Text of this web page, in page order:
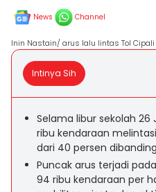
News Channel
Inin Nastain/ arus lalu lintas Tol
Intinya Sih
Selama libur sekolah 26
ribu kendaraan
dari 40 persen
Puncak arus terjadi
94 ribu kendaraan per